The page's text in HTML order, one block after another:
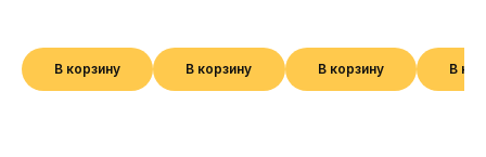
В корзину В корзину В корзину В